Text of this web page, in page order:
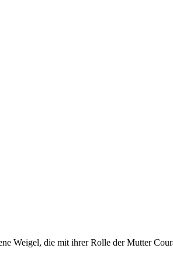
Weigel, die mit ihrer Rolle der Mutter